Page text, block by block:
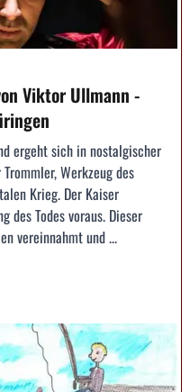
Viktor Ullmann -
ergeht sich in nostalgischer
Werkzeug des
Krieg. Der Kaiser
des Todes voraus. Dieser
vereinnahmt und ...